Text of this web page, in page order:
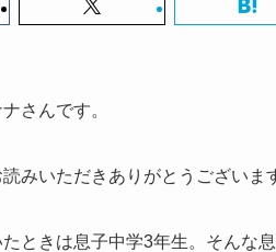
さんです。
みいただきありがとうございま
ときは息子中学3年生。そんな